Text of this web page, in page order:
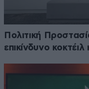
Πολιτική
επικίνδυνο